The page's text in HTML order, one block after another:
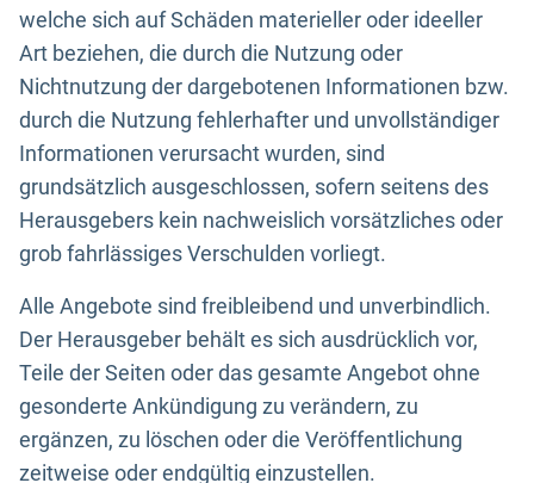
welche sich auf Schäden materieller oder ideeller
Art beziehen, die durch die Nutzung oder
Nichtnutzung der dargebotenen Informationen bzw.
durch die Nutzung fehlerhafter und unvollständiger
Informationen verursacht wurden, sind
grundsätzlich ausgeschlossen, sofern seitens des
Herausgebers kein nachweislich vorsätzliches oder
grob fahrlässiges Verschulden vorliegt.
Alle Angebote sind freibleibend und unverbindlich.
Der Herausgeber behält es sich ausdrücklich vor,
Teile der Seiten oder das gesamte Angebot ohne
gesonderte Ankündigung zu verändern, zu
ergänzen, zu löschen oder die Veröffentlichung
zeitweise oder endgültig einzustellen.